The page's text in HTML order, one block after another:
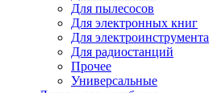
Для пылесосов
Для электронных книг
Для электроинструмента
Для радиостанций
Прочее
Универсальные